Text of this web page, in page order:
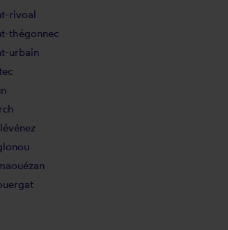
rivoal
thégonnec
urbain